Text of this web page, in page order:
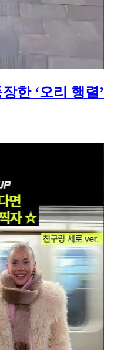
한 ‘오리 행렬’